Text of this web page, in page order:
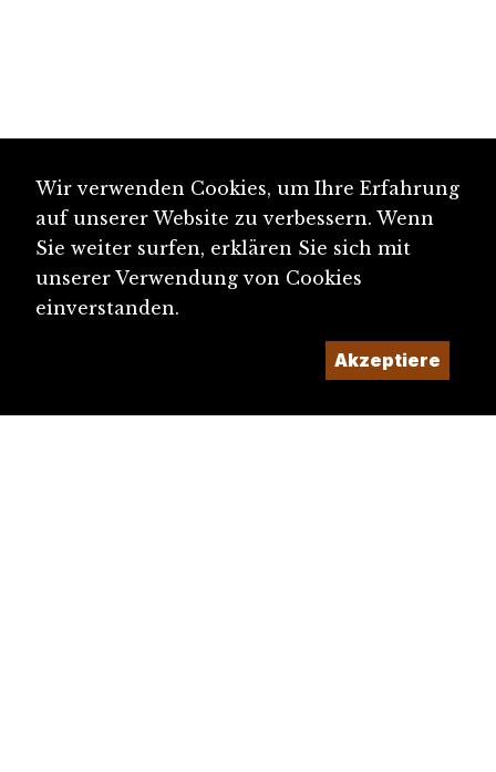
Wir verwenden Cookies, um Ihre Erfahrung
auf unserer Website zu verbessern. Wenn
Sie weiter surfen, erklären Sie sich mit
unserer Verwendung von Cookies
einverstanden.
Akzeptiere